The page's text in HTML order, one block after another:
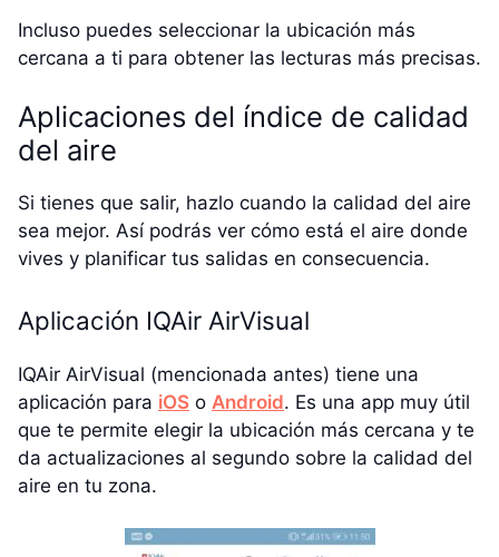
Incluso puedes seleccionar la ubicación más
cercana a ti para obtener las lecturas más precisas.
Aplicaciones del índice de calidad
del aire
Si tienes que salir, hazlo cuando la calidad del aire
sea mejor. Así podrás ver cómo está el aire donde
vives y planificar tus salidas en consecuencia.
Aplicación IQAir AirVisual
IQAir AirVisual (mencionada antes) tiene una
aplicación para iOS o Android. Es una app muy útil
que te permite elegir la ubicación más cercana y te
da actualizaciones al segundo sobre la calidad del
aire en tu zona.